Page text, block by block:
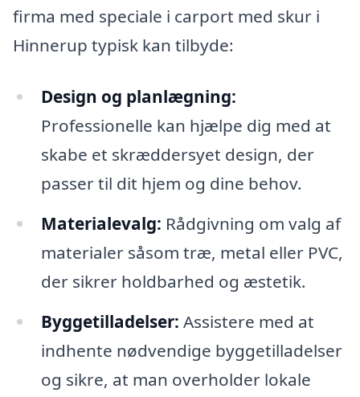
firma med speciale i carport med skur i
Hinnerup typisk kan tilbyde:
Design og planlægning:
Professionelle kan hjælpe dig med at
skabe et skræddersyet design, der
passer til dit hjem og dine behov.
Materialevalg: Rådgivning om valg af
materialer såsom træ, metal eller PVC,
der sikrer holdbarhed og æstetik.
Byggetilladelser: Assistere med at
indhente nødvendige byggetilladelser
og sikre, at man overholder lokale